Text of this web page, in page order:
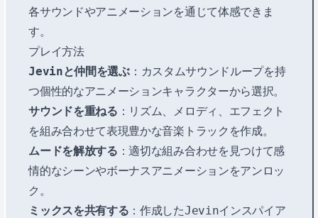
各サウンドやアニメーションを通じて体感できま
す。
プレイ方法
Jevinと仲間を選ぶ：カスタムサウンドループを持
つ個性的なアニメーションキャラクターから選択。
サウンドを重ねる ：リズム、メロディ、エフェクト
を組み合わせて表現豊かな音楽トラックを作成。
ムードを解放する ：適切な組み合わせを見つけて感
情的なシーンやボーナスアニメーションをアンロッ
ク。
ミックスを共有する ：作成したJevinインスパイア